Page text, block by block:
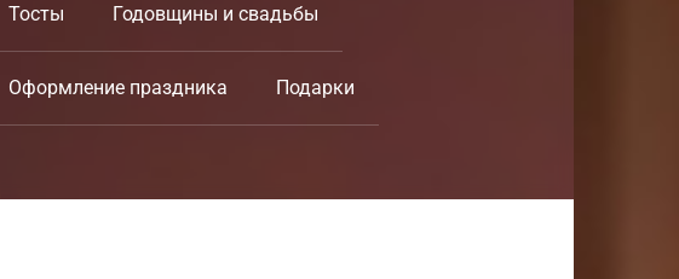
Тосты Годовщины и свадьбы
Оформление праздника Подарки